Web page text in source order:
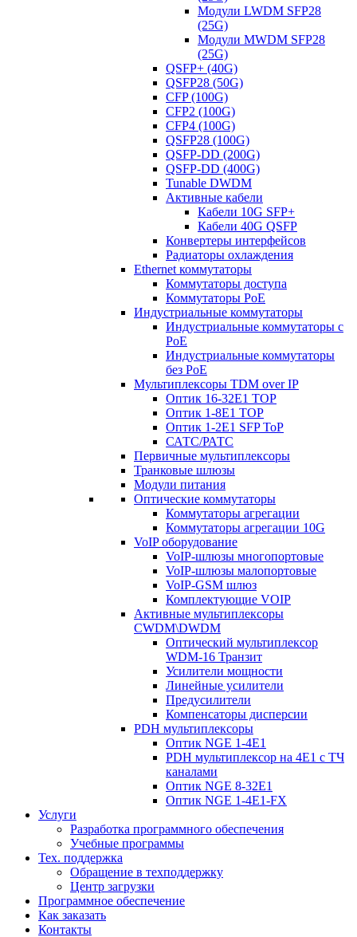
Модули LWDM SFP28
(25G)
Модули MWDM SFP28
(25G)
QSFP+ (40G)
QSFP28 (50G)
CFP (100G)
CFP2 (100G)
CFP4 (100G)
QSFP28 (100G)
QSFP-DD (200G)
QSFP-DD (400G)
Tunable DWDM
Активные кабели
Кабели 10G SFP+
Кабели 40G QSFP
Конвертеры интерфейсов
Радиаторы охлаждения
Ethernet коммутаторы
Коммутаторы доступа
Коммутаторы PoE
Индустриальные коммутаторы
Индустриальные коммутаторы с
PoE
Индустриальные коммутаторы
без PoE
Мультиплексоры TDM over IP
Оптик 16-32E1 TOP
Оптик 1-8E1 TOP
Оптик 1-2E1 SFP ToP
САТС/РАТС
Первичные мультиплексоры
Транковые шлюзы
Модули питания
Оптические коммутаторы
Коммутаторы агрегации
Коммутаторы агрегации 10G
VoIP оборудование
VoIP-шлюзы многопортовые
VoIP-шлюзы малопортовые
VoIP-GSM шлюз
Комплектующие VOIP
Активные мультиплексоры
CWDM\DWDM
Оптический мультиплексор
WDM-16 Транзит
Усилители мощности
Линейные усилители
Предусилители
Компенсаторы дисперсии
PDH мультиплексоры
Оптик NGE 1-4E1
PDH мультиплексор на 4Е1 с ТЧ
каналами
Оптик NGE 8-32E1
Оптик NGE 1-4E1-FX
Услуги
Разработка программного обеспечения
Учебные программы
Тех. поддержка
Обращение в техподдержку
Центр загрузки
Программное обеспечение
Как заказать
Контакты